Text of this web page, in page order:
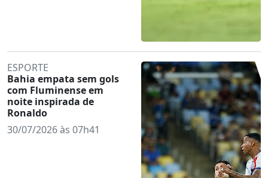
ESPORTE
Bahia empata sem gols
com Fluminense em
noite inspirada de
Ronaldo
30/07/2026 às 07h41